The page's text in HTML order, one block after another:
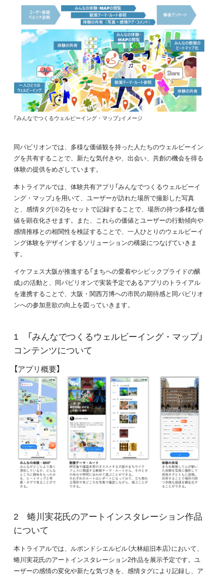
「みんなでつくるウェルビーイング・マップ」イメージ
同パビリオンでは、多様な価値観を持った人たちのウェルビーイン
グを共有することで、新たな気付きや、出会い、共創の機会を得る
体験の提供をめざしています。
本トライアルでは、体験共有アプリ「みんなでつくるウェルビーイ
ング・マップ」を用いて、ユーザーが訪れた場所で撮影した写真
と、感情タグ(※2)をセットで記録することで、場所の持つ多様な価
値を顕在化させます。また、これらの価値とユーザーの行動傾向や
感情推移との相関性を検証することで、一人ひとりのウェルビーイ
ング体験をデザインするソリューションの構築につなげていきま
す。
イケフェス大阪が推進する「まちへの愛着やシビックプライドの醸
成」の活動と、同パビリオンで実装予定であるアプリのトライアル
を連携することで、大阪・関西万博への市民の期待感と同パビリオ
ンへの参加意欲の向上を図っていきます。
「みんなでつくるウェルビーイング・マップ」
コンテンツについて
【アプリ概要】
蜷川実花氏のアートインスタレーション作品
について
本トライアルでは、ルポンドシエルビル（大林組旧本店）において、
蜷川実花氏のアートインスタレーション2作品を展示予定です。ユ
ーザーの感情の変化や新たな気づきを、感情タグにより記録し、ア